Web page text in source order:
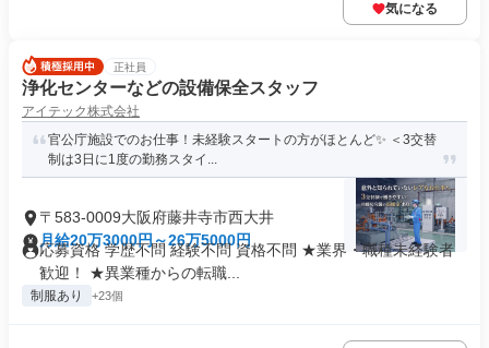
気になる
正社員
浄化センターなどの設備保全スタッフ
アイテック株式会社
官公庁施設でのお仕事！未経験スタートの方がほとんど✨️ ＜3交替
制は3日に1度の勤務スタイ...
〒583-0009大阪府藤井寺市西大井
月給20万3000円～26万5000円
応募資格 学歴不問 経験不問 資格不問 ★業界・職種未経験者
歓迎！ ★異業種からの転職...
制服あり +23個